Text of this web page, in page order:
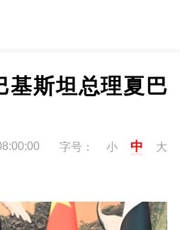
基斯坦总理夏巴
字号： 小 中 大